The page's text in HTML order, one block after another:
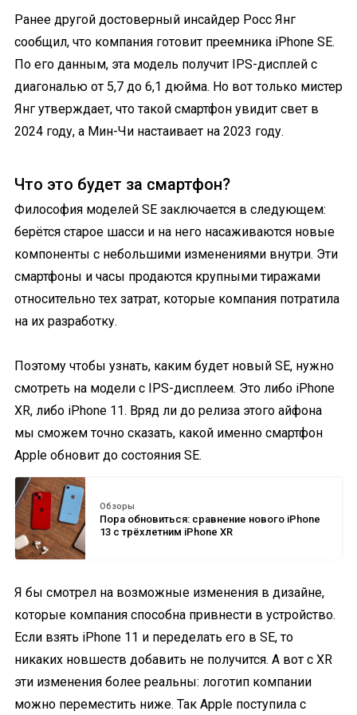
Ранее другой достоверный инсайдер Росс Янг
сообщил, что компания готовит преемника iPhone SE.
По его данным, эта модель получит IPS-дисплей с
диагональю от 5,7 до 6,1 дюйма. Но вот только мистер
Янг утверждает, что такой смартфон увидит свет в
2024 году, а Мин-Чи настаивает на 2023 году.
Что это будет за смартфон?
Философия моделей SE заключается в следующем:
берётся старое шасси и на него насаживаются новые
компоненты с небольшими изменениями внутри. Эти
смартфоны и часы продаются крупными тиражами
относительно тех затрат, которые компания потратила
на их разработку.
Поэтому чтобы узнать, каким будет новый SE, нужно
смотреть на модели с IPS-дисплеем. Это либо iPhone
XR, либо iPhone 11. Вряд ли до релиза этого айфона
мы сможем точно сказать, какой именно смартфон
Apple обновит до состояния SE.
Обзоры
Пора обновиться: сравнение нового iPhone
13 c трёхлетним iPhone XR
Я бы смотрел на возможные изменения в дизайне,
которые компания способна привнести в устройство.
Если взять iPhone 11 и переделать его в SE, то
никаких новшеств добавить не получится. А вот с XR
эти изменения более реальны: логотип компании
можно переместить ниже. Так Apple поступила с